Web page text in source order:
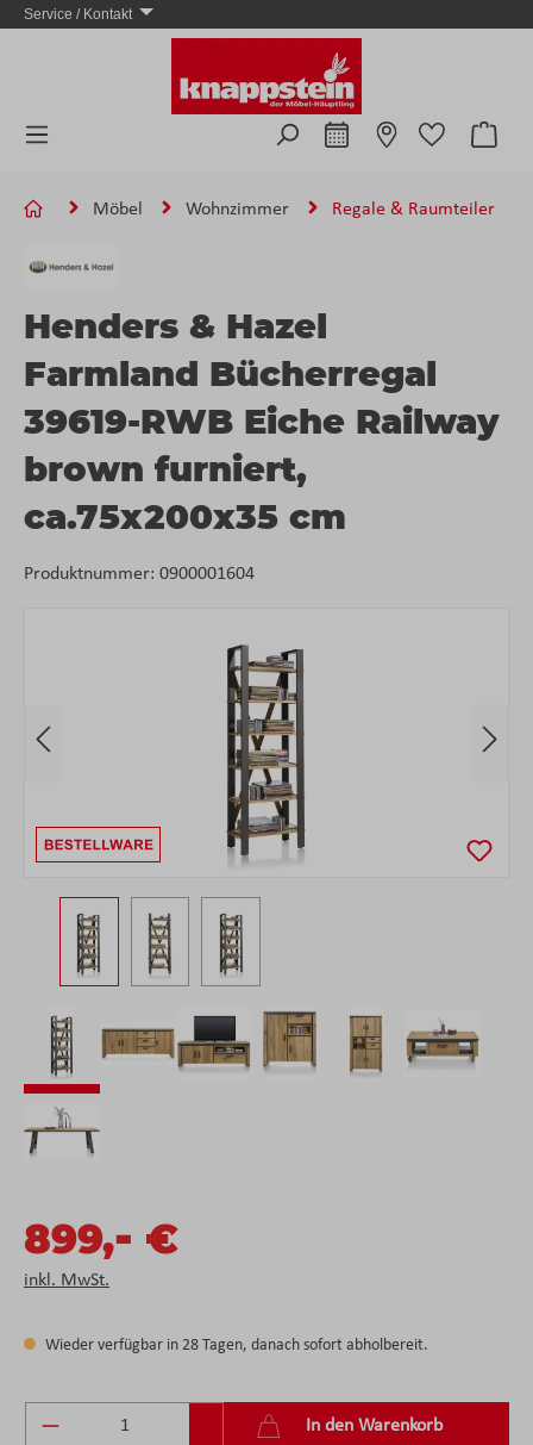
Zum Hauptinhalt springen
Service / Kontakt
Möbel Wohnzimmer Regale & Raumteiler
Henders & Hazel
Farmland Bücherregal
39619-RWB Eiche Railway
brown furniert,
ca.75x200x35 cm
Produktnummer: 0900001604
899,- €
inkl. MwSt.
Wieder verfügbar in 28 Tagen, danach sofort abholbereit.
Produkt Anzahl: Gib den gewünschten Wert
In den Warenkorb